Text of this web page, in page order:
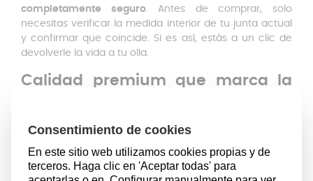
completamente seguro. Antes de comprar, solo
necesitas verificar la medida interior de tu junta actual
y confirmar que coincide. Si es así, estás a un clic de
devolverle la vida a tu olla.
Calidad premium que marca la
resistente al calor, pensada para soportar
temperaturas exigentes y un uso continuado sin
deformarse. Gracias a su composición,no transmite
olor, sabor ni residuos a los alimentos, asegurando